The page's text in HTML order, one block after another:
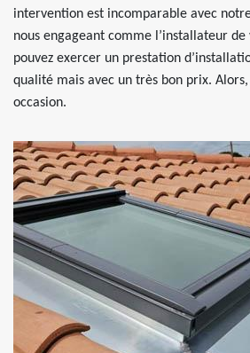
intervention est incomparable avec
nous engageant comme l’installateur
pouvez exercer un prestation
qualité mais avec un très bon prix.
occasion.